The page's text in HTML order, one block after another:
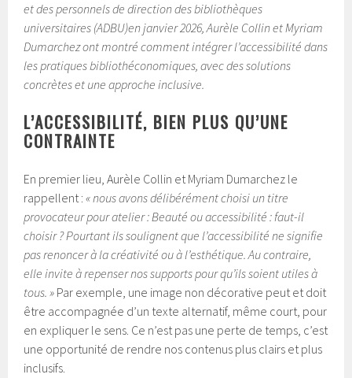
et des personnels de direction des bibliothèques
universitaires (ADBU)en janvier 2026, Aurèle Collin et Myriam
Dumarchez ont montré comment intégrer l’accessibilité dans
les pratiques bibliothéconomiques, avec des solutions
concrètes et une approche inclusive.
L’ACCESSIBILITÉ, BIEN PLUS QU’UNE
CONTRAINTE
En premier lieu, Aurèle Collin et Myriam Dumarchez le
rappellent :« nous avons délibérément choisi un titre
provocateur pour atelier : Beauté ou accessibilité : faut-il
choisir ? Pourtant ils soulignent que l’accessibilité ne signifie
pas renoncer à la créativité ou à l’esthétique. Au contraire,
elle invite à repenser nos supports pour qu’ils soient utiles à
tous. » Par exemple, une image non décorative peut et doit
être accompagnée d’un texte alternatif, même court, pour
en expliquer le sens. Ce n’est pas une perte de temps, c’est
une opportunité de rendre nos contenus plus clairs et plus
inclusifs.